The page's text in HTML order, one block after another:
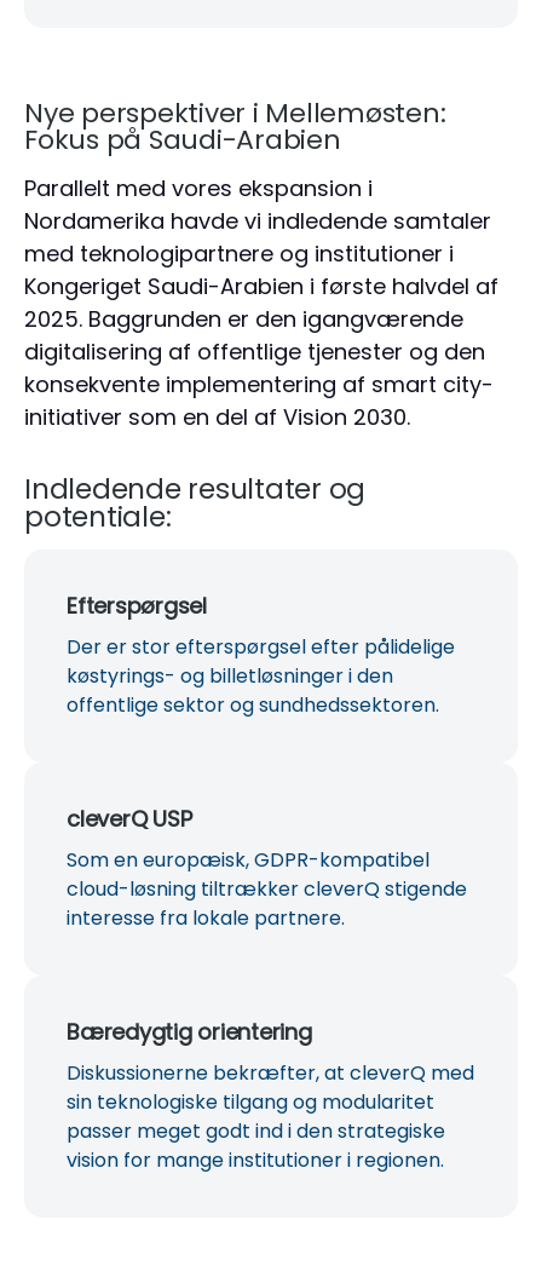
Nye perspektiver i Mellemøsten:
Fokus på Saudi-Arabien
Parallelt med vores ekspansion i
Nordamerika havde vi indledende samtaler
med teknologipartnere og institutioner i
Kongeriget Saudi-Arabien i første halvdel af
2025. Baggrunden er den igangværende
digitalisering af offentlige tjenester og den
konsekvente implementering af smart city-
initiativer som en del af Vision 2030.
Indledende resultater og
potentiale:
Efterspørgsel
Der er stor efterspørgsel efter pålidelige
køstyrings- og billetløsninger i den
offentlige sektor og sundhedssektoren.
cleverQ USP
Som en europæisk, GDPR-kompatibel
cloud-løsning tiltrækker cleverQ stigende
interesse fra lokale partnere.
Bæredygtig orientering
Diskussionerne bekræfter, at cleverQ med
sin teknologiske tilgang og modularitet
passer meget godt ind i den strategiske
vision for mange institutioner i regionen.